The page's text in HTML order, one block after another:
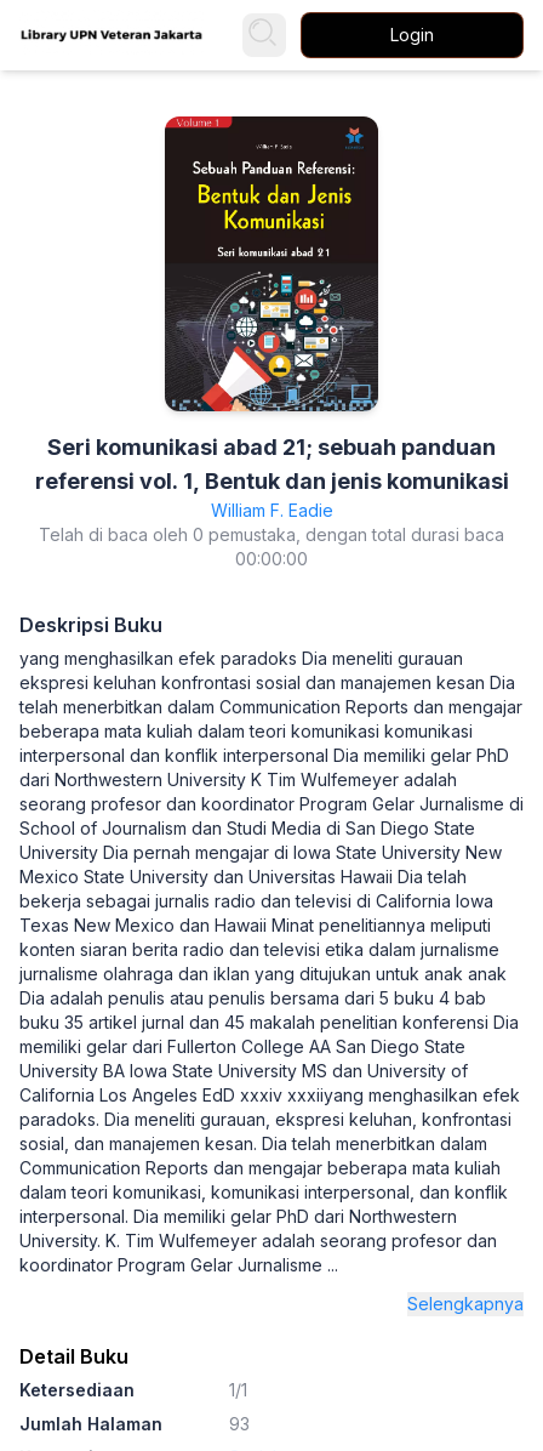
Login
Seri komunikasi abad 21; sebuah panduan
referensi vol. 1, Bentuk dan jenis komunikasi
William F. Eadie
Telah di baca oleh 0 pemustaka, dengan total durasi baca
00:00:00
Deskripsi Buku
yang menghasilkan efek paradoks Dia meneliti gurauan
ekspresi keluhan konfrontasi sosial dan manajemen kesan Dia
telah menerbitkan dalam Communication Reports dan mengajar
beberapa mata kuliah dalam teori komunikasi komunikasi
interpersonal dan konflik interpersonal Dia memiliki gelar PhD
dari Northwestern University K Tim Wulfemeyer adalah
seorang profesor dan koordinator Program Gelar Jurnalisme di
School of Journalism dan Studi Media di San Diego State
University Dia pernah mengajar di Iowa State University New
Mexico State University dan Universitas Hawaii Dia telah
bekerja sebagai jurnalis radio dan televisi di California Iowa
Texas New Mexico dan Hawaii Minat penelitiannya meliputi
konten siaran berita radio dan televisi etika dalam jurnalisme
jurnalisme olahraga dan iklan yang ditujukan untuk anak anak
Dia adalah penulis atau penulis bersama dari 5 buku 4 bab
buku 35 artikel jurnal dan 45 makalah penelitian konferensi Dia
memiliki gelar dari Fullerton College AA San Diego State
University BA Iowa State University MS dan University of
California Los Angeles EdD xxxiv xxxiiyang menghasilkan efek
paradoks. Dia meneliti gurauan, ekspresi keluhan, konfrontasi
sosial, dan manajemen kesan. Dia telah menerbitkan dalam
Communication Reports dan mengajar beberapa mata kuliah
dalam teori komunikasi, komunikasi interpersonal, dan konflik
interpersonal. Dia memiliki gelar PhD dari Northwestern
University. K. Tim Wulfemeyer adalah seorang profesor dan
koordinator Program Gelar Jurnalisme ...
Selengkapnya
Detail Buku
Ketersediaan
1/1
Jumlah Halaman
93